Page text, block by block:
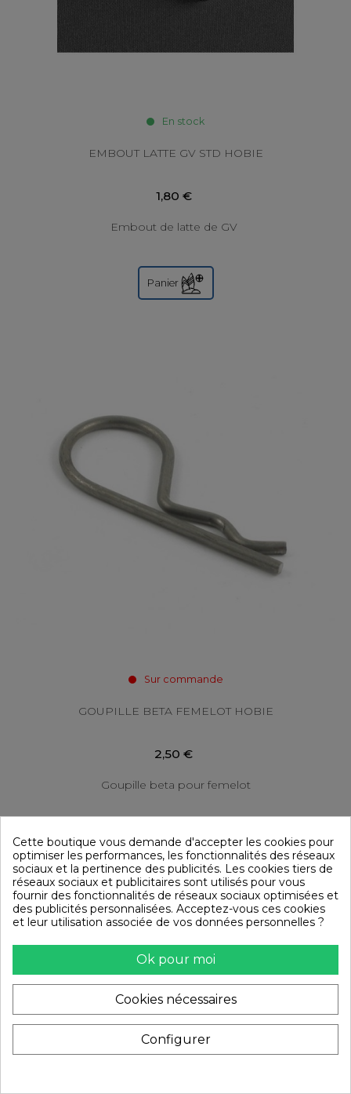
En stock
EMBOUT LATTE GV STD HOBIE
1,80 €
Embout de latte de GV
Panier
Sur commande
GOUPILLE BETA FEMELOT HOBIE
2,50 €
Goupille beta pour femelot
Panier
Cette boutique vous demande d'accepter les cookies pour
optimiser les performances, les fonctionnalités des réseaux
sociaux et la pertinence des publicités. Les cookies tiers de
réseaux sociaux et publicitaires sont utilisés pour vous
fournir des fonctionnalités de réseaux sociaux optimisées et
des publicités personnalisées. Acceptez-vous ces cookies
et leur utilisation associée de vos données personnelles ?
Ok pour moi
Cookies nécessaires
Configurer